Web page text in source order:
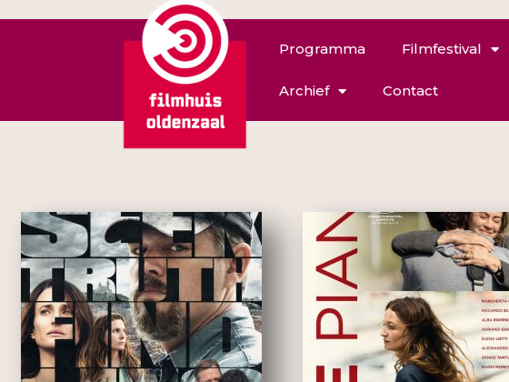
Programma Filmfestival
Archief Contact